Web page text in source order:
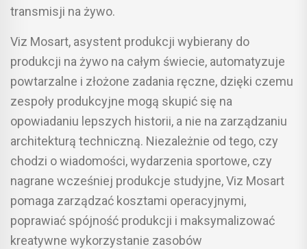
transmisji na żywo.
Viz Mosart, asystent produkcji wybierany do
produkcji na żywo na całym świecie, automatyzuje
powtarzalne i złożone zadania ręczne, dzięki czemu
zespoły produkcyjne mogą skupić się na
opowiadaniu lepszych historii, a nie na zarządzaniu
architekturą techniczną. Niezależnie od tego, czy
chodzi o wiadomości, wydarzenia sportowe, czy
nagrane wcześniej produkcje studyjne, Viz Mosart
pomaga zarządzać kosztami operacyjnymi,
poprawiać spójność produkcji i maksymalizować
kreatywne wykorzystanie zasobów